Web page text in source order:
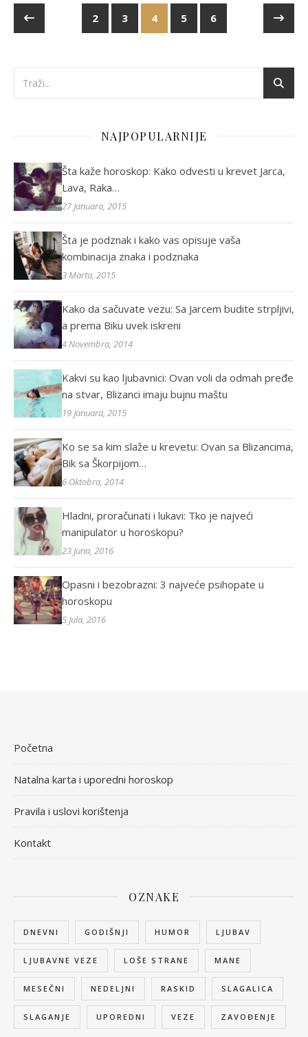
2 3 4 5 6
NAJPOPULARNIJE
Šta kaže horoskop: Kako odvesti u krevet Jarca,
Lava, Raka…
27 Januara, 2015
Šta je podznak i kako vas opisuje vaša
kombinacija znaka i podznaka
3 Marta, 2015
Kako da sačuvate vezu: Sa Jarcem budite strpljivi,
a prema Biku uvek iskreni
4 Novembra, 2014
Kakvi su kao ljubavnici: Ovan voli da odmah pređe
na stvar, Blizanci imaju bujnu maštu
19 Januara, 2015
Ko se sa kim slaže u krevetu: Ovan sa Blizancima,
Bik sa Škorpijom…
6 Oktobra, 2014
Hladni, proračunati i lukavi: Tko je najveći
manipulator u horoskopu?
23 Juna, 2016
Opasni i bezobrazni: 3 najveće psihopate u
horoskopu
5 Jula, 2016
Početna
Natalna karta i uporedni horoskop
Pravila i uslovi korištenja
Kontakt
OZNAKE
DNEVNI GODIŠNJI HUMOR LJUBAV
LJUBAVNE VEZE LOŠE STRANE MANE
MESEČNI NEDELJNI RASKID SLAGALICA
SLAGANJE UPOREDNI VEZE ZAVOĐENJE